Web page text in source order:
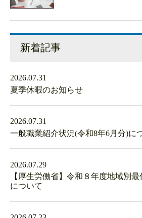
新着記事
2026.07.31
夏季休暇のお知らせ
2026.07.31
一般職業紹介状況(令和8年6月分)に
2026.07.29
【厚生労働省】令和８年度地域別
について